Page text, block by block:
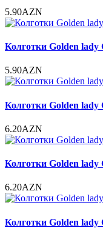
5.90AZN
Колготки Golden lady
5.90AZN
Колготки Golden lady
6.20AZN
Колготки Golden lady
6.20AZN
Колготки Golden